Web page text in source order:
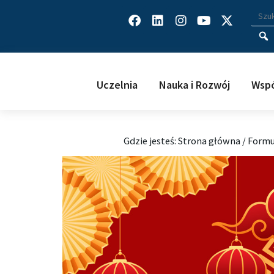
Facebook
LinkedinInstagram
Youtube
X-
twitter
Uczelnia Nauka i Rozwój
Gdzie jesteś: Strona główna /